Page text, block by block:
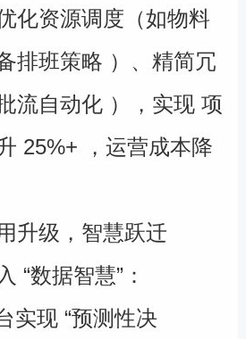
化资源调度（如物料
排班策略 ）、精简冗
流自动化 ），实现 项
25%+ ，运营成本降
升级，智慧跃迁
“数据智慧”：
实现 “预测性决